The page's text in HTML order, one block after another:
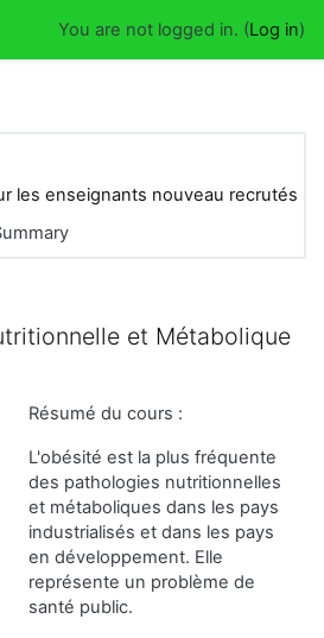
You are not logged in. (Log in)
les enseignants nouveau recrutés
et Métabolique
Résumé du cours :
L'obésité est la plus fréquente
des pathologies nutritionnelles
et métaboliques dans les pays
industrialisés et dans les pays
en développement. Elle
représente un problème de
santé public.